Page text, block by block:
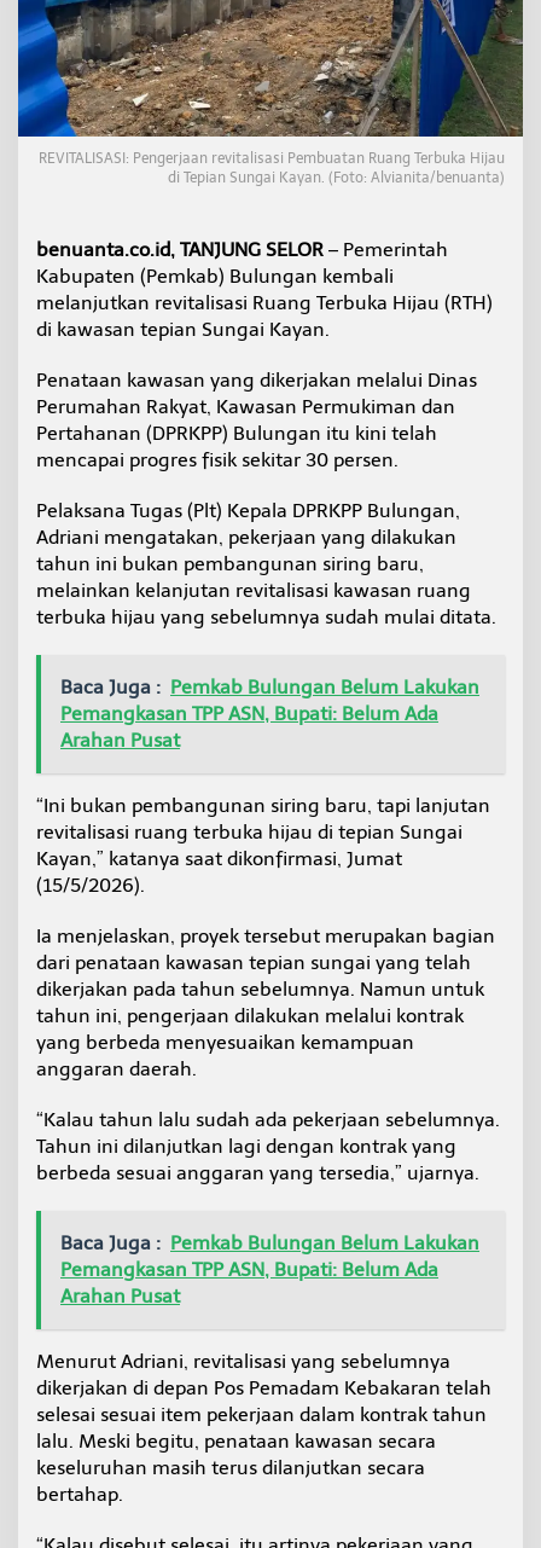
e
m
b
a
l
i
D
i
t
a
,
P
r
y
k
R
e
i
t
l
i
s
i
C
a
a
3
0
P
e
n
REVITALISASI: Pengerjaan revitalisasi Pembuatan Ruang Terbuka Hijau
di Tepian Sungai Kayan. (Foto: Alvianita/benuanta)
benuanta.co.id, TANJUNG SELOR – Pemerintah
Kabupaten (Pemkab) Bulungan kembali
melanjutkan revitalisasi Ruang Terbuka Hijau (RTH)
di kawasan tepian Sungai Kayan.
Penataan kawasan yang dikerjakan melalui Dinas
Perumahan Rakyat, Kawasan Permukiman dan
Pertahanan (DPRKPP) Bulungan itu kini telah
mencapai progres fisik sekitar 30 persen.
Pelaksana Tugas (Plt) Kepala DPRKPP Bulungan,
Adriani mengatakan, pekerjaan yang dilakukan
tahun ini bukan pembangunan siring baru,
melainkan kelanjutan revitalisasi kawasan ruang
terbuka hijau yang sebelumnya sudah mulai ditata.
Baca Juga : Pemkab Bulungan Belum Lakukan
Pemangkasan TPP ASN, Bupati: Belum Ada
Arahan Pusat
“Ini bukan pembangunan siring baru, tapi lanjutan
revitalisasi ruang terbuka hijau di tepian Sungai
Kayan,” katanya saat dikonfirmasi, Jumat
(15/5/2026).
Ia menjelaskan, proyek tersebut merupakan bagian
dari penataan kawasan tepian sungai yang telah
dikerjakan pada tahun sebelumnya. Namun untuk
tahun ini, pengerjaan dilakukan melalui kontrak
yang berbeda menyesuaikan kemampuan
anggaran daerah.
“Kalau tahun lalu sudah ada pekerjaan sebelumnya.
Tahun ini dilanjutkan lagi dengan kontrak yang
berbeda sesuai anggaran yang tersedia,” ujarnya.
Baca Juga : Pemkab Bulungan Belum Lakukan
Pemangkasan TPP ASN, Bupati: Belum Ada
Arahan Pusat
Menurut Adriani, revitalisasi yang sebelumnya
dikerjakan di depan Pos Pemadam Kebakaran telah
selesai sesuai item pekerjaan dalam kontrak tahun
lalu. Meski begitu, penataan kawasan secara
keseluruhan masih terus dilanjutkan secara
bertahap.